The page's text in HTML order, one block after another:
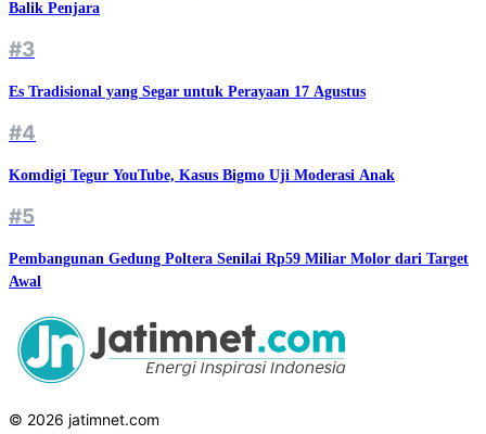
Balik Penjara
#3
Es Tradisional yang Segar untuk Perayaan 17 Agustus
#4
Komdigi Tegur YouTube, Kasus Bigmo Uji Moderasi Anak
#5
Pembangunan Gedung Poltera Senilai Rp59 Miliar Molor dari Target
Awal
© 2026 jatimnet.com